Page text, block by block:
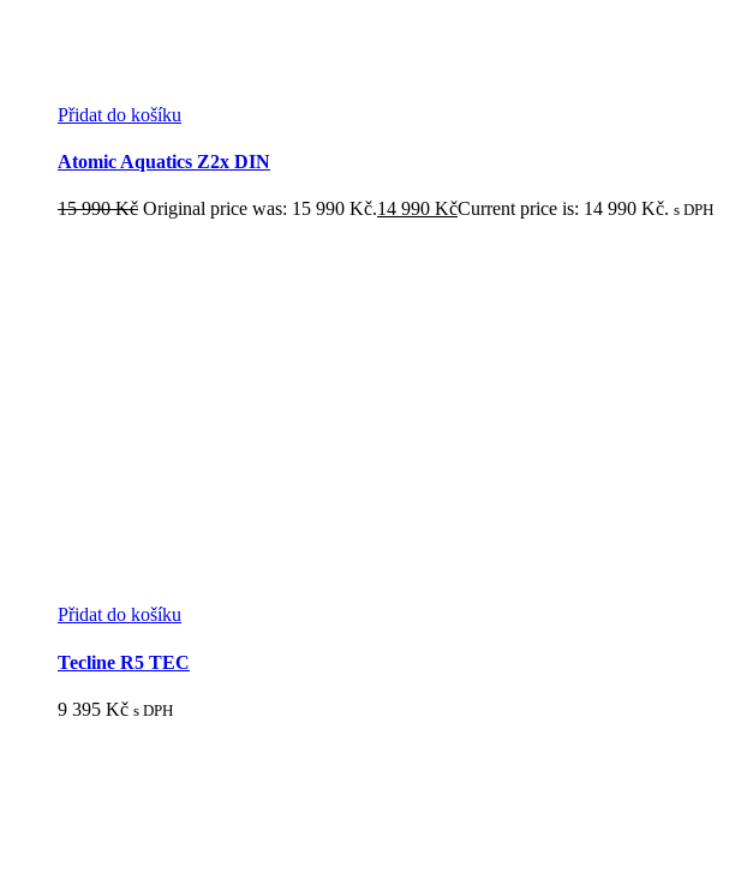
Přidat do košíku
Atomic Aquatics Z2x DIN
15 990Kč Original price was: 15 990 Kč.14 990 KčCurrent price is: 14 990 Kč. s DPH
Přidat do košíku
Tecline R5 TEC
9 395 Kč s DPH